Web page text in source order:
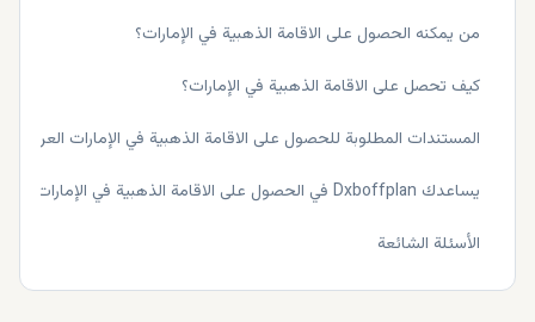
من يمكنه الحصول على الاقامة الذهبية في الإمارات؟
كيف تحصل على الاقامة الذهبية في الإمارات؟
المستندات المطلوبة للحصول على الاقامة الذهبية في الإمارات العربية
يساعدك Dxboffplan في الحصول على الاقامة الذهبية في الإمارات العربية المتحدة!
الأسئلة الشائعة